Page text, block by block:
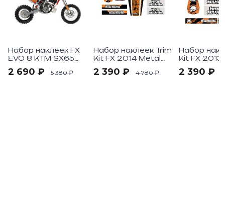
Набор наклеек FX
EVO 8 KTM SX65
2 690 ₽ 5 380 ₽
Набор наклеек Trim
Kit FX 2014 Metal
под мотоциклы
2 390 ₽ 4 780 ₽
Набор
Kit FX 2013
под
2 390 ₽